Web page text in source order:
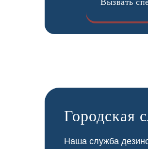
Вызвать
Городская
Наша служба